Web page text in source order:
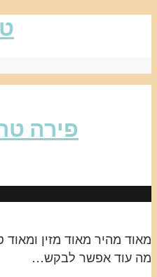
פירה
מאוד מהיר מאוד מזין
מה עוד אפשר לבקש…